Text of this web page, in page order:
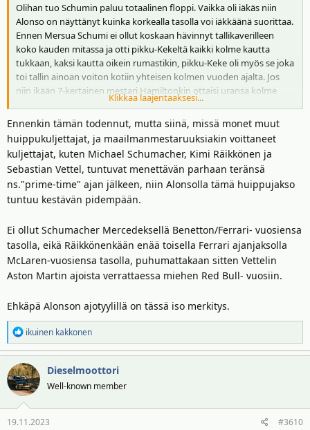
Olihan tuo Schumin paluu totaalinen floppi. Vaikka oli iäkäs niin
Alonso on näyttänyt kuinka korkealla tasolla voi iäkkäänä suorittaa.
Ennen Mersua Schumi ei ollut koskaan hävinnyt tallikaverilleen
koko kauden mitassa ja otti pikku-Kekeltä kaikki kolme kautta
tukkaan, kaksi kautta oikein rumastikin, pikku-Keke oli myös se joka
toi tallin ainoan voiton kotiin yhteisen kolmen vuoden ajalta. Jos
niin ikään 7-kertainen mestari Hamiltonkin ottaisi uransa kolme
viimeistä kautta turpaan tallikaveriltaan niin vaikea sitä uran
päätöstä olisi olla kutsumatta flopiksi vaikka Hamiltonilla onkin
entuudestaan kokemusta tallikaverilleen häviämisestä.
Potkuilta tuo Schumin lopetus haiskahti meinaan tuskin muuten
olisi Sauberin kanssa keskustellut Hamiltonin julkistuksen jälkeen
tai soitellut Ferrarille päin.
Klikkaa laajentaaksesi...
Ennenkin tämän todennut, mutta siinä, missä monet muut
huippukuljettajat, ja maailmanmestaruuksiakin voittaneet
kuljettajat, kuten Michael Schumacher, Kimi Räikkönen ja
Sebastian Vettel, tuntuvat menettävän parhaan teränsä
ns."prime-time" ajan jälkeen, niin Alonsolla tämä huippujakso
tuntuu kestävän pidempään.
Ei ollut Schumacher Mercedeksellä Benetton/Ferrari- vuosiensa
tasolla, eikä Räikkönenkään enää toisella Ferrari ajanjaksolla
McLaren-vuosiensa tasolla, puhumattakaan sitten Vettelin
Aston Martin ajoista verrattaessa miehen Red Bull- vuosiin.
Ehkäpä Alonson ajotyylillä on tässä iso merkitys.
R
e
a
k
t
i
o
t
ikuinen kakkonen
Dieselmoottori
Well-known member
19.11.2023 #3610